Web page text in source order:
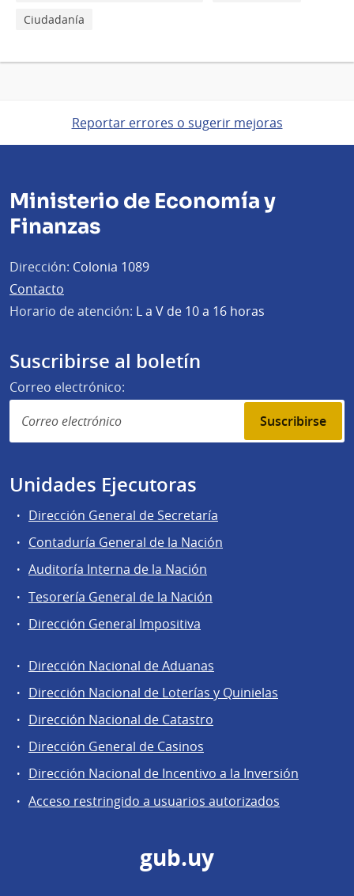
Ciudadanía
Reportar errores o sugerir mejoras
Ministerio de Economía y
Finanzas
Dirección: Colonia 1089
Contacto
Horario de atención: L a V de 10 a 16 horas
Suscribirse al boletín
Correo electrónico:
Suscribirse
Unidades Ejecutoras
Dirección General de Secretaría
Contaduría General de la Nación
Auditoría Interna de la Nación
Tesorería General de la Nación
Dirección General Impositiva
Áreas
de
la
Dirección
General
de
Secretaría
Dirección Nacional de Aduanas
Dirección Nacional de Loterías y Quinielas
Dirección Nacional de Catastro
Dirección General de Casinos
Dirección Nacional de Incentivo a la Inversión
Acceso restringido a usuarios autorizados
gub.uy